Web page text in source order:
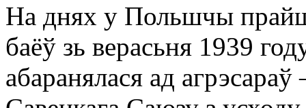
На днях у Польшчы
баёў зь верасьня 1939
абаранялася ад